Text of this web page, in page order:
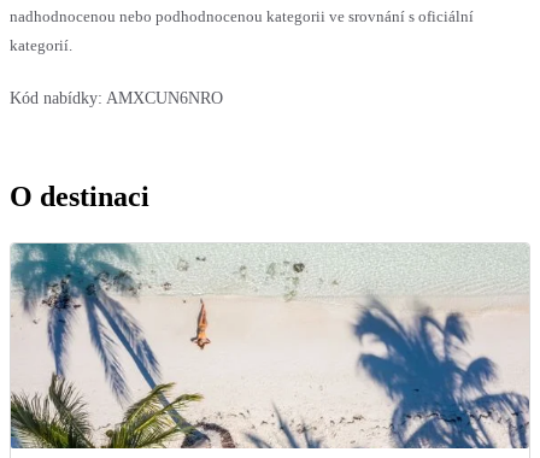
nadhodnocenou nebo podhodnocenou kategorii ve srovnání s oficiální
kategorií.
Kód nabídky: AMXCUN6NRO
O destinaci